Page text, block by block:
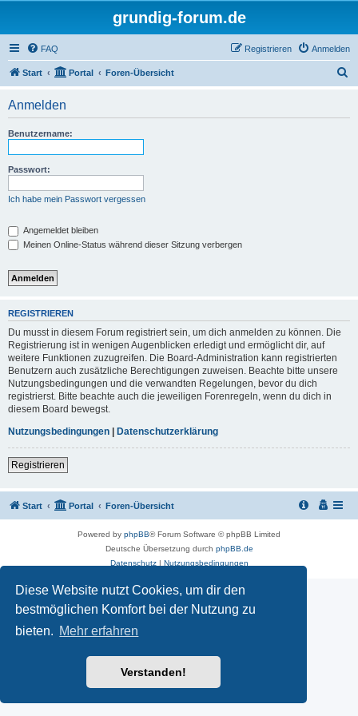
Diese Website nutzt Cookies, um dir den
bestmöglichen Komfort bei der Nutzung zu
bieten. Mehr erfahren
Verstanden!
grundig-forum.de
FAQ Anmelden
Registrieren
Start Portal Foren-Übersicht
Anmelden
Benutzername:
Passwort:
Ich habe mein Passwort vergessen
Angemeldet bleiben
Meinen Online-Status während dieser Sitzung verbergen
REGISTRIEREN
Du musst in diesem Forum registriert sein, um dich anmelden zu können. Die
Registrierung ist in wenigen Augenblicken erledigt und ermöglicht dir, auf
weitere Funktionen zuzugreifen. Die Board-Administration kann registrierten
Benutzern auch zusätzliche Berechtigungen zuweisen. Beachte bitte unsere
Nutzungsbedingungen und die verwandten Regelungen, bevor du dich
registrierst. Bitte beachte auch die jeweiligen Forenregeln, wenn du dich in
diesem Board bewegst.
Nutzungsbedingungen | Datenschutzerklärung
Registrieren
Start Portal Foren-Übersicht
Powered by phpBB® Forum Software © phpBB Limited
Deutsche Übersetzung durch phpBB.de
Datenschutz| Nutzungsbedingungen